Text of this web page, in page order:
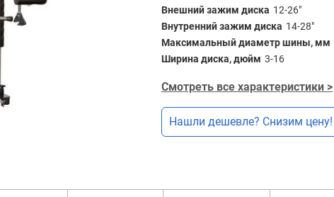
Внешний зажим диска 12-26"
Внутренний зажим диска 14-28"
Максимальный диаметр шины, мм
Ширина диска, дюйм 3-16
Смотреть все характеристики >
Нашли дешевле? Снизим цену!